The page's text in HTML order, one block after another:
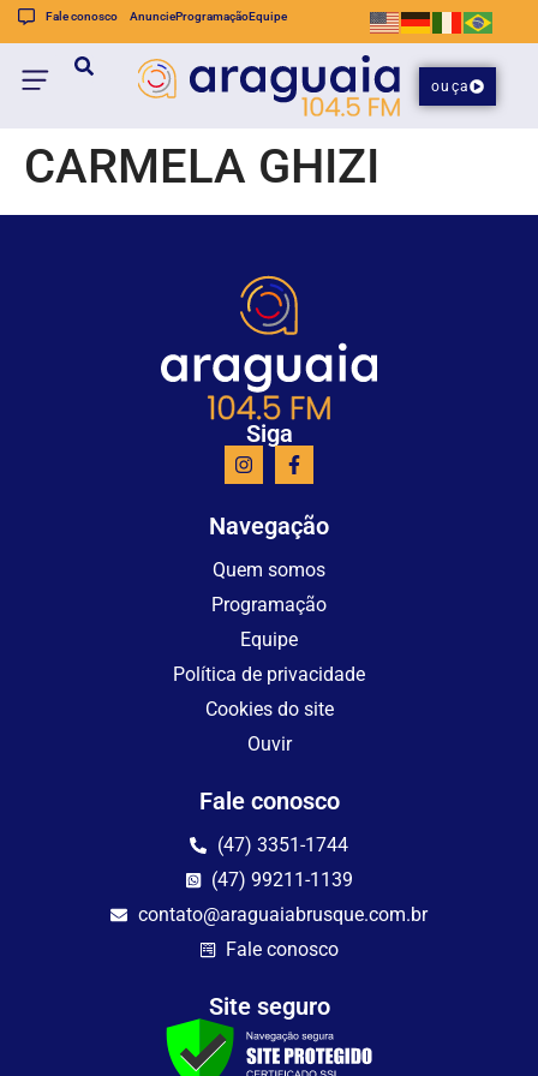
Fale conosco AnuncieProgramaçãoEquipe
ouça
CARMELA GHIZI
Siga
Navegação
Quem somos
Programação
Equipe
Política de privacidade
Cookies do site
Ouvir
Fale conosco
(47) 3351-1744
(47) 99211-1139
contato@araguaiabrusque.com.br
Fale conosco
Site seguro